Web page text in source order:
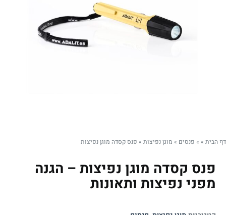
דף הבית »
» פנסים » מוגן נפיצות » פנס קסדה מוגן נפיצות
פנס קסדה מוגן נפיצות – הגנה
מפני נפיצות ותאונות